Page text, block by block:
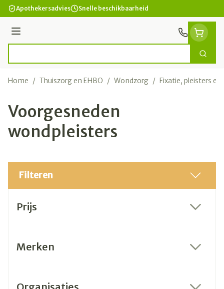
Ga naar de inhoud
Apothekersadvies Snelle beschikbaarheid
Menu
Zoek
Home / Thuiszorg en EHBO / Wondzorg / Fixatie, pleisters en
Voorgesneden
wondpleisters
Filteren
Prijs
Merken